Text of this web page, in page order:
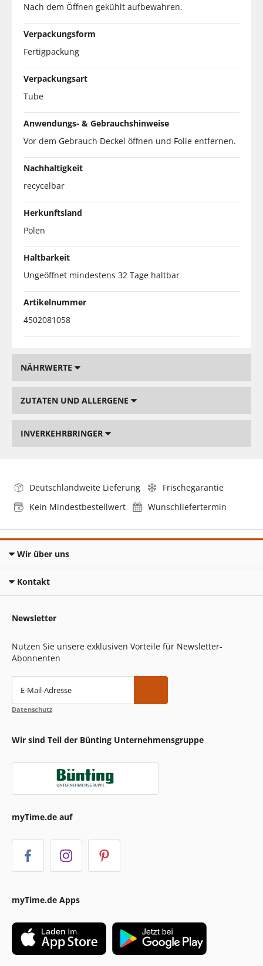
Nach dem Öffnen gekühlt aufbewahren.
Verpackungsform
Fertigpackung
Verpackungsart
Tube
Anwendungs- & Gebrauchshinweise
Vor dem Gebrauch Deckel öffnen und Folie entfernen.
Nachhaltigkeit
recycelbar
Herkunftsland
Polen
Haltbarkeit
Ungeöffnet mindestens 32 Tage haltbar
Artikelnummer
4502081058
NÄHRWERTE
ZUTATEN UND ALLERGENE
INVERKEHRBRINGER
Deutschlandweite Lieferung
Frischegarantie
Kein Mindestbestellwert
Wunschliefertermin
Wir über uns
Kontakt
Newsletter
Nutzen Sie unsere exklusiven Vorteile für Newsletter-
Abonnenten
E-Mail-Adresse
Datenschutz
Wir sind Teil der Bünting Unternehmensgruppe
myTime.de auf
myTime.de Apps